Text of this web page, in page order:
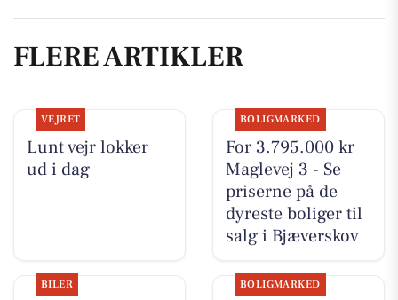
FLERE ARTIKLER
VEJRET
Lunt vejr lokker
ud i dag
BOLIGMARKED
For 3.795.000 kr
Maglevej 3 - Se
priserne på de
dyreste boliger til
salg i Bjæverskov
BILER BOLIGMARKED